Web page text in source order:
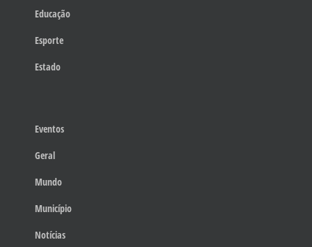
Educação
Esporte
Estado
Eventos
Geral
Mundo
Município
Notícias